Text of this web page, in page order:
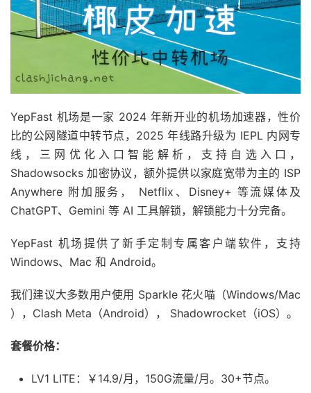
YepFast 机场是一家 2024 年新开业的机场加速器，性价
比的公网隧道中转节点，2025 年线路升级为 IEPL 内网专
线，三网优化入口智能解析，支持自选入口，
Shadowsocks 加密协议，额外提供以家庭宽带为主的 ISP
Anywhere 附加服务， Netflix、Disney+ 等流媒体及
ChatGPT、Gemini 等 AI 工具解锁，解锁能力十分完备。
YepFast 机场提供了新手定制专属客户端软件，支持
Windows、Mac 和 Android。
我们建议大多数用户使用 Sparkle 花火喵（Windows/Mac
），Clash Meta（Android）， Shadowrocket（iOS）。
套餐价格：
LV1 LITE：￥14.9/月，150G流量/月。30+节点。